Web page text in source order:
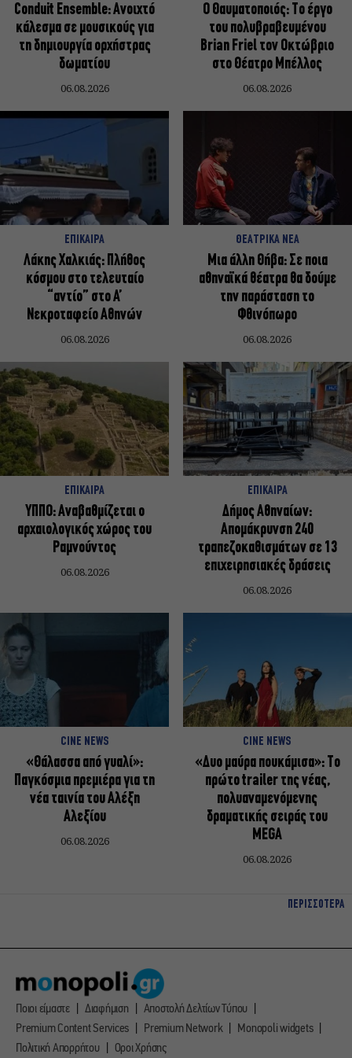
Conduit Ensemble: Ανοιχτό
κάλεσμα σε μουσικούς για
τη δημιουργία ορχήστρας
δωματίου
06.08.2026
Ο Θαυματοποιός: Το έργο
του πολυβραβευμένου
Brian Friel τον Οκτώβριο
στο Θέατρο Μπέλλος
06.08.2026
ΕΠΙΚΑΙΡΑ
Λάκης Χαλκιάς: Πλήθος
κόσμου στο τελευταίο
“αντίο” στο Α’
Νεκροταφείο Αθηνών
06.08.2026
ΘΕΑΤΡΙΚΑ ΝΕΑ
Μια άλλη Θήβα: Σε ποια
αθηναϊκά θέατρα θα δούμε
την παράσταση το
Φθινόπωρο
06.08.2026
ΕΠΙΚΑΙΡΑ
ΥΠΠΟ: Αναβαθμίζεται ο
αρχαιολογικός χώρος του
Ραμνούντος
06.08.2026
ΕΠΙΚΑΙΡΑ
Δήμος Αθηναίων:
Απομάκρυνση 240
τραπεζοκαθισμάτων σε 13
επιχειρησιακές δράσεις
06.08.2026
CINE NEWS
«Θάλασσα από γυαλί»:
Παγκόσμια πρεμιέρα για τη
νέα ταινία του Αλέξη
Αλεξίου
06.08.2026
CINE NEWS
«Δυο μαύρα πουκάμισα»: Το
πρώτο trailer της νέας,
πολυαναμενόμενης
δραματικής σειράς του
MEGA
06.08.2026
ΠΕΡΙΣΣΟΤΕΡΑ
Ποιοι είμαστε Διαφήμιση
Αποστολή Δελτίων Τύπου
Premium Content Services
Premium Network
Monopoli widgets
Πολιτική Απορρήτου
Οροι Χρήσης